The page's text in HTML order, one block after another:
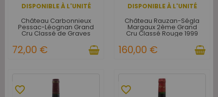
DISPONIBLE À L'UNITÉ
Château Carbonnieux
Pessac-Léognan Grand
Cru Classé de Graves
72,00 €
DISPONIBLE À L'UNITÉ
Château Rauzan-Ségla
Margaux 2ème Grand
Cru Classé Rouge 1999
160,00 €
favorite_border favorite_border